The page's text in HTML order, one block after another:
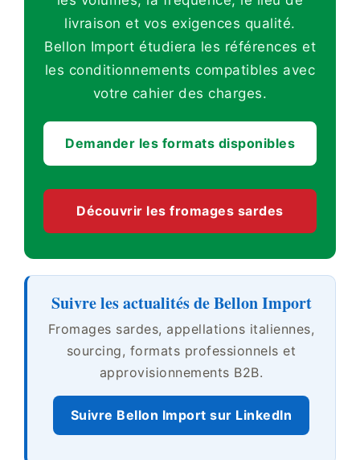
livraison et vos exigences qualité.
Bellon Import étudiera les références et
les conditionnements compatibles avec
votre cahier des charges.
Demander les formats disponibles
Découvrir les fromages sardes
Suivre les actualités de Bellon Import
Fromages sardes, appellations italiennes,
sourcing, formats professionnels et
approvisionnements B2B.
Suivre Bellon Import sur LinkedIn